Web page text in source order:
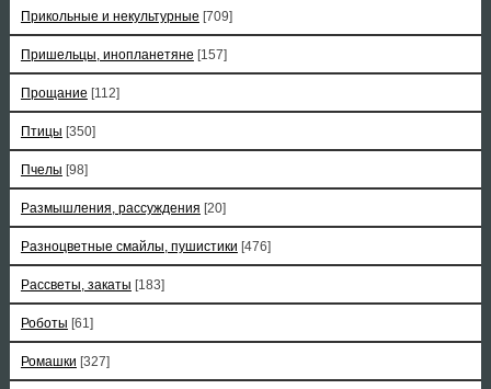
Прикольные и некультурные [709]
Пришельцы, инопланетяне [157]
Прощание [112]
Птицы [350]
Пчелы [98]
Размышления, рассуждения [20]
Разноцветные смайлы, пушистики [476]
Рассветы, закаты [183]
Роботы [61]
Ромашки [327]